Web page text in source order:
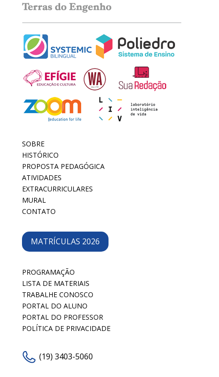
SOBRE
HISTÓRICO
PROPOSTA PEDAGÓGICA
ATIVIDADES
EXTRACURRICULARES
MURAL
CONTATO
MATRÍCULAS 2026
PROGRAMAÇÃO
LISTA DE MATERIAIS
TRABALHE CONOSCO
PORTAL DO ALUNO
PORTAL DO PROFESSOR
POLÍTICA DE PRIVACIDADE
(19) 3403-5060